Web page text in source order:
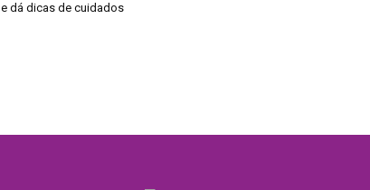
e dá dicas de cuidados